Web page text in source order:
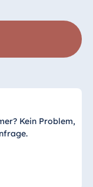
Kein Problem,